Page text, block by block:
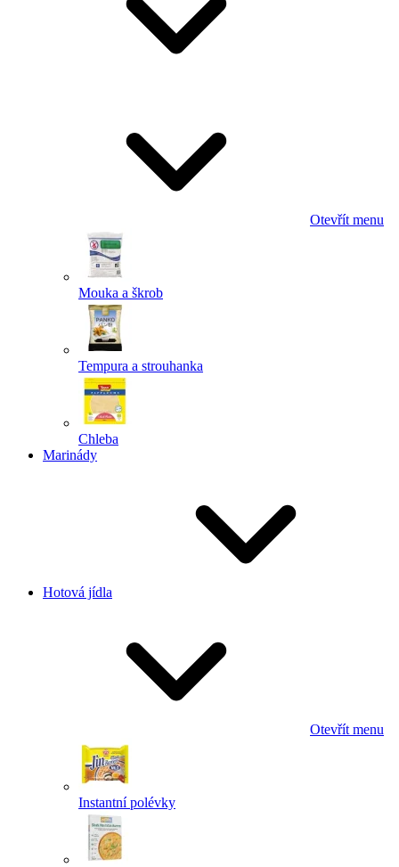
Otevřít menu
Mouka a škrob
Tempura a strouhanka
Chleba
Marinády
Hotová jídla
Otevřít menu
Instantní polévky
Powered by chaterimo